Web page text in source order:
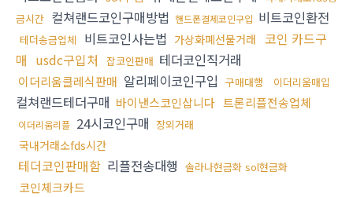
금시간 컬쳐랜드코인구매방법 핸드폰결제코인구입 비트코인환전
테더송금업체 비트코인사는법 가상화폐선물거래 코인 카드구
매 usdc구입처 잡코인판매 테더코인직거래
이더리움클레식판매 알리페이코인구입 구매대행 이더리움매입
컬쳐랜드테더구매 바이낸스코인삽니다 트론리플전송업체
이더리움리플 24시코인구매 장외거래
국내거래소fds시간
테더코인판매함 리플전송대행 솔라나현금화 sol현금화
코인체크카드